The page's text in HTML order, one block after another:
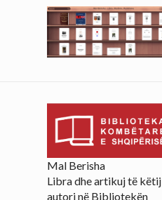
Mal Berisha
Libra dhe artikuj të këtij
autori në Bibliotekën